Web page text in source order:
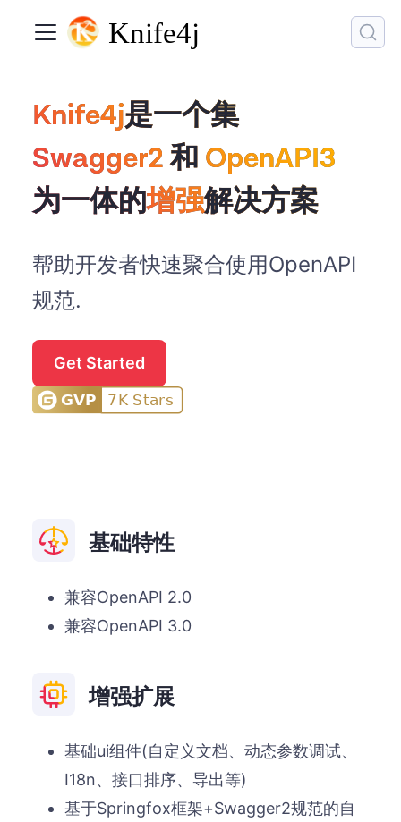
Knife4j是一个集
Swagger2 和 OpenAPI3
为一体的增强解决方案
Knife4j是一个集
Swagger2和 OpenAPI3
为一体的增强解决方案
帮助开发者快速聚合使用OpenAPI
规范.
Get Started
基础特性
兼容OpenAPI 2.0
兼容OpenAPI 3.0
增强扩展
基础ui组件(自定义文档、动态参数调试、
I18n、接口排序、导出等)
基于Springfox框架+Swagger2规范的自